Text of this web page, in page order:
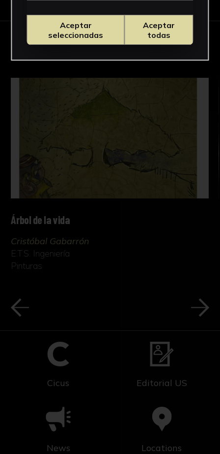
RELATED WORKS
Árbol de la vida
Cristóbal Gabarrón
E.T.S. Ingeniería
Pinturas
Cicus Editorial US
News Locations
Aceptar
seleccionadas
Aceptar
todas